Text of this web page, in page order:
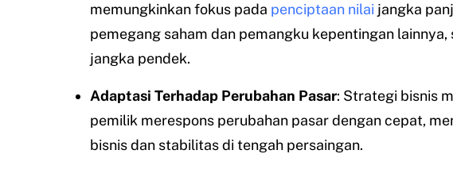
memungkinkan fokus pada penciptaan nilai jangka
pemegang saham dan pemangku kepentingan lainnya,
jangka pendek.
Adaptasi Terhadap Perubahan Pasar: Strategi bisnis
pemilik merespons perubahan pasar dengan cepat,
bisnis dan stabilitas di tengah persaingan.